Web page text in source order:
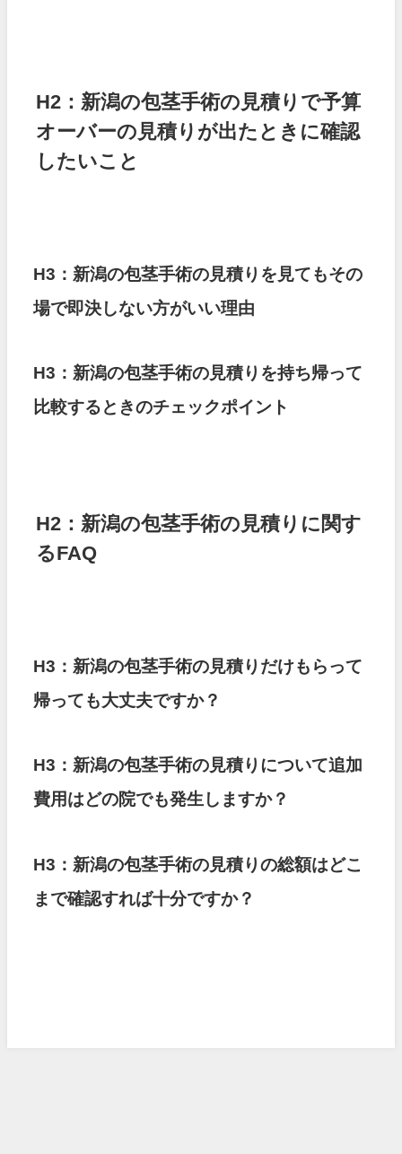
H2：新潟の包茎手術の見積りで予算
オーバーの見積りが出たときに確認
したいこと
H3：新潟の包茎手術の見積りを見てもその
場で即決しない方がいい理由
H3：新潟の包茎手術の見積りを持ち帰って
比較するときのチェックポイント
H2：新潟の包茎手術の見積りに関す
るFAQ
H3：新潟の包茎手術の見積りだけもらって
帰っても大丈夫ですか？
H3：新潟の包茎手術の見積りについて追加
費用はどの院でも発生しますか？
H3：新潟の包茎手術の見積りの総額はどこ
まで確認すれば十分ですか？